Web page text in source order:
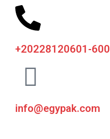
+20228120601-600
info@egypak.com